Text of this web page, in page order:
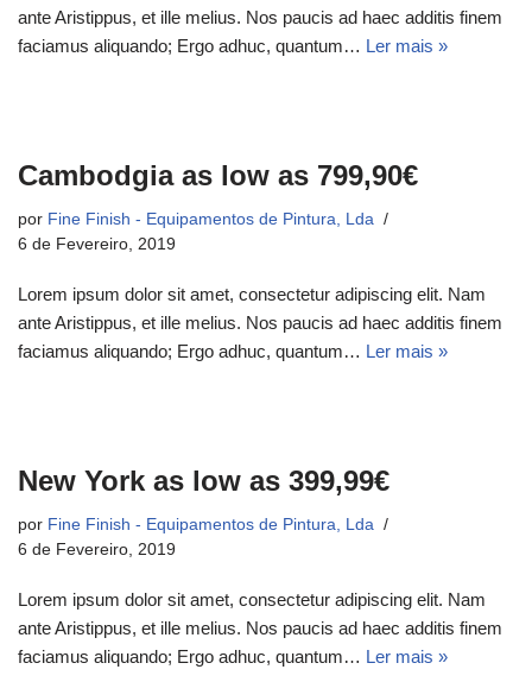
ante Aristippus, et ille melius. Nos paucis ad haec additis finem
faciamus aliquando; Ergo adhuc, quantum… Ler mais »
Cambodgia as low as 799,90€
por Fine Finish - Equipamentos de Pintura, Lda
6 de Fevereiro, 2019
Lorem ipsum dolor sit amet, consectetur adipiscing elit. Nam
ante Aristippus, et ille melius. Nos paucis ad haec additis finem
faciamus aliquando; Ergo adhuc, quantum… Ler mais »
New York as low as 399,99€
por Fine Finish - Equipamentos de Pintura, Lda
6 de Fevereiro, 2019
Lorem ipsum dolor sit amet, consectetur adipiscing elit. Nam
ante Aristippus, et ille melius. Nos paucis ad haec additis finem
faciamus aliquando; Ergo adhuc, quantum… Ler mais »